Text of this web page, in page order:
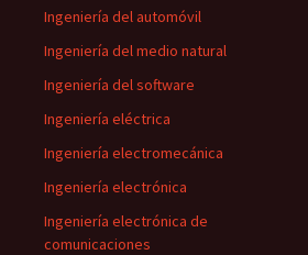
Ingeniería del automóvil
Ingeniería del medio natural
Ingeniería del software
Ingeniería eléctrica
Ingeniería electromecánica
Ingeniería electrónica
Ingeniería electrónica de
comunicaciones